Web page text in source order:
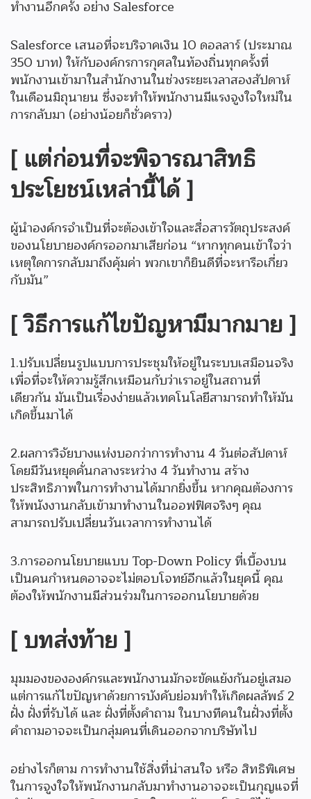
ทำงานอีกครั้ง อย่าง Salesforce
Salesforce เสนอที่จะบริจาคเงิน 10 ดอลลาร์ (ประมาณ
350 บาท) ให้กับองค์กรการกุศลในท้องถิ่นทุกครั้งที่
พนักงานเข้ามาในสำนักงานในช่วงระยะเวลาสองสัปดาห์
ในเดือนมิถุนายน ซึ่งจะทำให้พนักงานมีแรงจูงใจใหม่ใน
การกลับมา (อย่างน้อยก็ชั่วคราว)
[ แต่ก่อนที่จะพิจารณาสิทธิ
ประโยชน์เหล่านี้ได้ ]
ผู้นำองค์กรจำเป็นที่จะต้องเข้าใจและสื่อสารวัตถุประสงค์
ของนโยบายองค์กรออกมาเสียก่อน “หากทุกคนเข้าใจว่า
เหตุใดการกลับมาถึงคุ้มค่า พวกเขาก็ยินดีที่จะหารือเกี่ยว
กับมัน”
[ วิธีการแก้ไขปัญหามีมากมาย ]
1.ปรับเปลี่ยนรูปแบบการประชุมให้อยู่ในระบบเสมือนจริง
เพื่อที่จะให้ความรู้สึกเหมือนกับว่าเราอยู่ในสถานที่
เดียวกัน มันเป็นเรื่องง่ายแล้วเทคโนโลยีสามารถทำให้มัน
เกิดขึ้นมาได้
2.ผลการวิจัยบางแห่งบอกว่าการทำงาน 4 วันต่อสัปดาห์
โดยมีวันหยุดคั่นกลางระหว่าง 4 วันทำงาน สร้าง
ประสิทธิภาพในการทำงานได้มากยิ่งขึ้น หากคุณต้องการ
ให้พนังงานกลับเข้ามาทำงานในออฟฟิศจริงๆ คุณ
สามารถปรับเปลี่ยนวันเวลาการทำงานได้
3.การออกนโยบายแบบ Top-Down Policy ที่เบื้องบน
เป็นคนกำหนดอาจจะไม่ตอบโจทย์อีกแล้วในยุคนี้ คุณ
ต้องให้พนักงานมีส่วนร่วมในการออกนโยบายด้วย
[ บทส่งท้าย ]
มุมมองขององค์กรและพนักงานมักจะขัดแย้งกันอยู่เสมอ
แต่การแก้ไขปัญหาด้วยการบังคับย่อมทำให้เกิดผลลัพธ์ 2
ฝั่ง ฝั่งที่รับได้ และ ฝั่งที่ตั้งคำถาม ในบางทีคนในฝั่วงที่ตั้ง
คำถามอาจจะเป็นกลุ่มคนที่เดินออกจากบริษัทไป
อย่างไรก็ตาม การทำงานใช้สิ่งที่น่าสนใจ หรือ สิทธิพิเศษ
ในการจูงใจให้พนักงานกลับมาทำงานอาจจะเป็นกุญแจที่